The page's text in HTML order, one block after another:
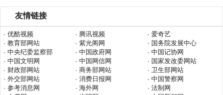
友情链接
· 优酷视频 · 腾讯视频
· 爱奇艺
· 教育部网站
· 紫光阁网
· 国务院发展中心
· 中央纪委监察部
· 中国政府网
· 中国记协网
· 中国文明网
· 中国网信网
· 国家发改委网站
· 财政部网站
· 商务部网站
· 卫生部网站
· 外交部网站
· 消费日报网
· 中国警察网
· 参考消息网
· 海外网
· 法制网